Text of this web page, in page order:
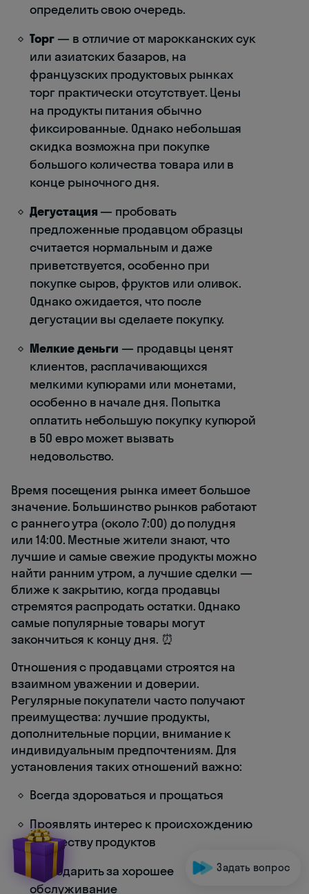
определить свою очередь.
Торг— в отличие от марокканских сук
или азиатских базаров, на
французских продуктовых рынках
торг практически отсутствует. Цены
на продукты питания обычно
фиксированные. Однако небольшая
скидка возможна при покупке
большого количества товара или в
конце рыночного дня.
Дегустация — пробовать
предложенные продавцом образцы
считается нормальным и даже
приветствуется, особенно при
покупке сыров, фруктов или оливок.
Однако ожидается, что после
дегустации вы сделаете покупку.
Мелкие деньги — продавцы ценят
клиентов, расплачивающихся
мелкими купюрами или монетами,
особенно в начале дня. Попытка
оплатить небольшую покупку купюрой
в 50 евро может вызвать
недовольство.
Время посещения рынка имеет большое
значение. Большинство рынков работают
с раннего утра (около 7:00) до полудня
или 14:00. Местные жители знают, что
лучшие и самые свежие продукты можно
найти ранним утром, а лучшие сделки —
ближе к закрытию, когда продавцы
стремятся распродать остатки. Однако
самые популярные товары могут
закончиться к концу дня. ⏰
Отношения с продавцами строятся на
взаимном уважении и доверии.
Регулярные покупатели часто получают
преимущества: лучшие продукты,
дополнительные порции, внимание к
индивидуальным предпочтениям. Для
установления таких отношений важно:
Всегда здороваться и прощаться
Проявлять интерес к происхождению
и качеству продуктов
Благодарить за хорошее
обслуживание
Задать вопрос